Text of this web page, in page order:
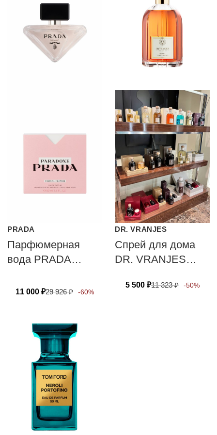
PRADA
Парфюмерная
вода PRADA
VIRTUAL FLOWER
11 000 ₽29 926₽ -60%
DR. VRANJES
Спрей для дома
DR. VRANJES
ZAFFERANO 100
5 500 ₽11 323₽ -50%